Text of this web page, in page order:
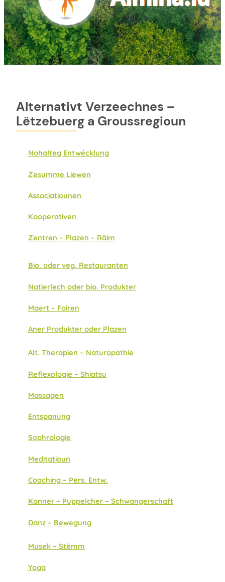
Alternativt Verzeechnes –
Lëtzebuerg a Groussregioun
Nohalteg Entwécklung
Zesumme Liewen
Associatiounen
Kooperativen
Zentren – Plazen – Räim
Bio. oder veg. Restauranten
Natierlech oder bio. Produkter
Maert – Foiren
Aner Produkter oder Plazen
Alt. Therapien – Naturopathie
Reflexologie – Shiatsu
Massagen
Entspanung
Sophrologie
Meditatioun
Coaching – Pers. Entw.
Kanner – Puppelcher – Schwangerschaft
Danz – Bewegung
Musek – Stëmm
Yoga